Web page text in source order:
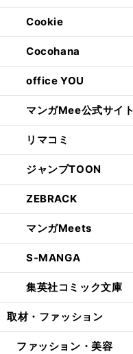
Cookie
Cocohana
office YOU
マンガMee公式サイト
リマコミ
ジャンプTOON
ZEBRACK
マンガMeets
S-MANGA
集英社コミック文庫
取材・ファッション
ファッション・美容